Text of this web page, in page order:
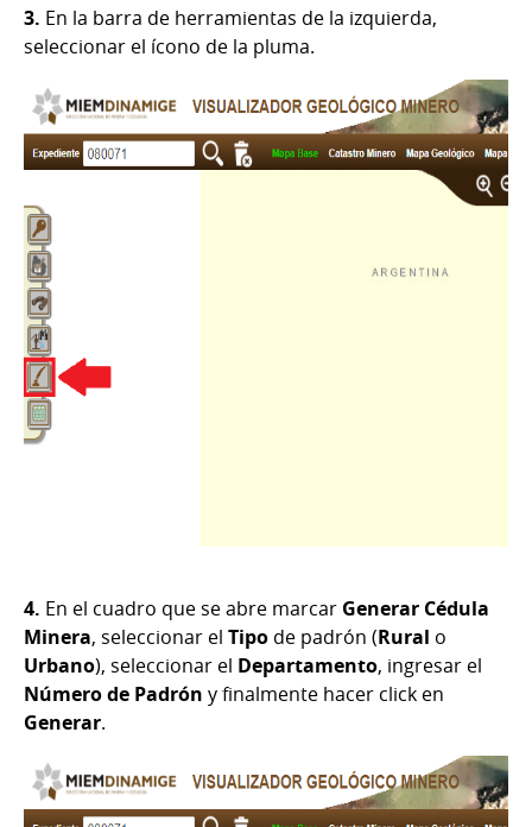
3. En la barra de herramientas de la izquierda,
seleccionar el ícono de la pluma.
4. En el cuadro que se abre marcar Generar Cédula
Minera, seleccionar el Tipo de padrón (Rural o
Urbano), seleccionar el Departamento, ingresar el
Número de Padrón y finalmente hacer click en
Generar.